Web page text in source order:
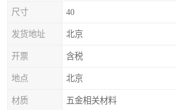
尺寸 40
发货地址 北京
开票 含税
地点 北京
材质 五金相关材料